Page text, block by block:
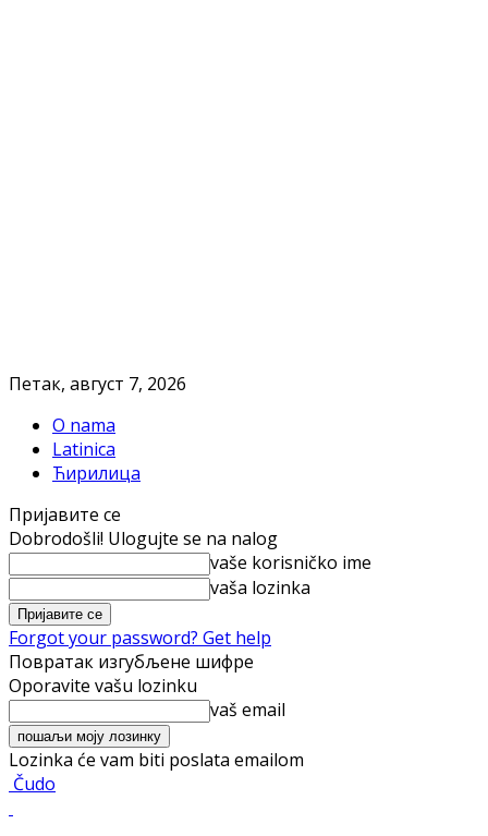
Петак, август 7, 2026
O nama
Latinica
Ћирилица
Пријавите се
Dobrodošli! Ulogujte se na nalog
vaše korisničko ime
vaša lozinka
Forgot your password? Get help
Повратак изгубљене шифре
Oporavite vašu lozinku
vaš email
Lozinka će vam biti poslata emailom
Čudo